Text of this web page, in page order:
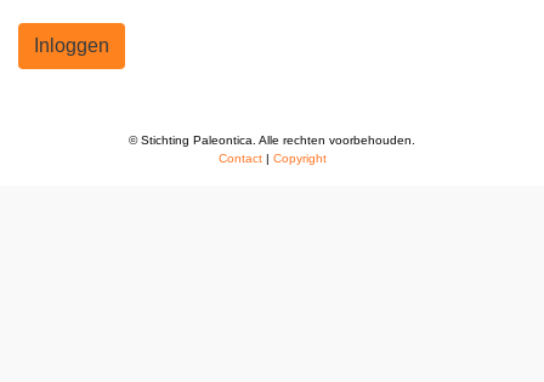
Inloggen
© Stichting Paleontica. Alle rechten voorbehouden.
Contact| Copyright